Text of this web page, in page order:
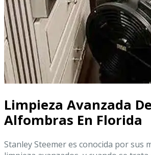
Limpieza Avanzada De
Alfombras En Florida
Stanley Steemer es conocida por sus